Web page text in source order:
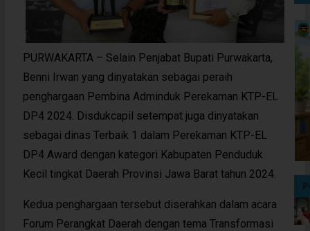
PURWAKARTA – Selain Penjabat Bupati Purwakarta,
Benni Irwan yang dinyatakan sebagai peraih
penghargaan Pembina Adminduk Perekaman KTP-EL
DP4 2024. Disdukcapil setempat juga dinyatakan
sebagai dinas Terbaik 1 dalam Perekaman KTP-EL
DP4 Award dengan kategori Kabupaten Penduduk
Kecil tingkat Daerah Provinsi Jawa Barat tahun 2024.
Kedua penghargaan tersebut diserahkan dalam acara
Forum Perangkat Daerah dengan tema Transformasi